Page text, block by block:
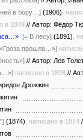
в бору…] (1906) ,
в 1849 // Автор: Фёдор
[= В лесу] (1891) ,
прошла…»]
// Автор: Лев
написано в 1898 //
Дрожжин
(1874) , написано в 1874